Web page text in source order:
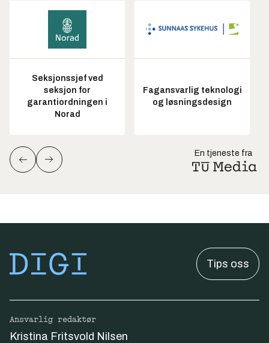
Seksjonssjef ved
seksjon for
garantiordningen i
Norad
Fagansvarlig teknologi
og løsningsdesign
En tjeneste fra
Tips oss
Ansvarlig redaktør
Kristina Fritsvold Nilsen